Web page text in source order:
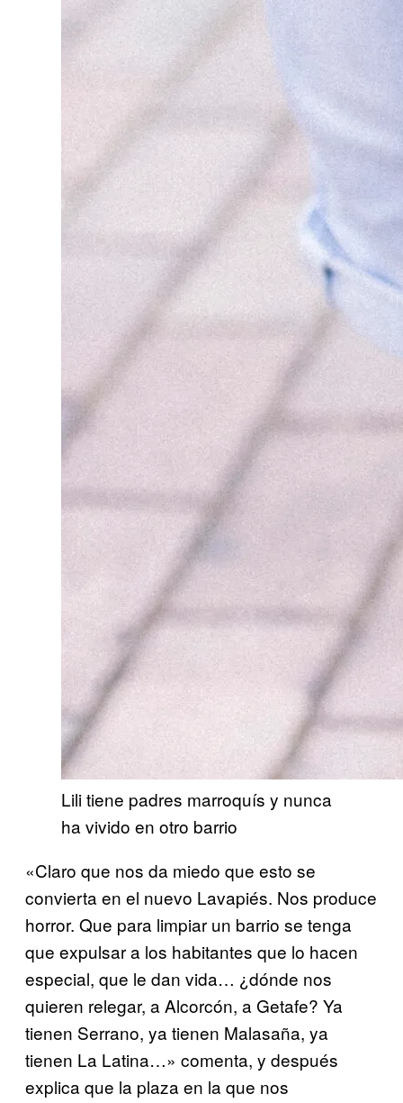
Lili tiene padres marroquís y nunca
ha vivido en otro barrio
«Claro que nos da miedo que esto se
convierta en el nuevo Lavapiés. Nos produce
horror. Que para limpiar un barrio se tenga
que expulsar a los habitantes que lo hacen
especial, que le dan vida… ¿dónde nos
quieren relegar, a Alcorcón, a Getafe? Ya
tienen Serrano, ya tienen Malasaña, ya
tienen La Latina…» comenta, y después
explica que la plaza en la que nos